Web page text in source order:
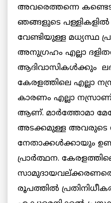
അവരെത്തന്നെ
ഞങ്ങളുടെ പള്ളികളില്‍
വേണ്ടിയുള്ള മധ്യസ്ഥ
അനുഗ്രഹം എല്ലാ
ആദിവാസികള്‍ക്കും
കേരളത്തിലെ എല്ലാ
കാരണം എല്ലാ
ആണ്. മാര്‍ത്തോമാ
അടക്കമുള്ള അവരുടെ
നേതാക്കള്‍ക്കായും
പ്രാര്‍ത്ഥന.
രൂപത്തില്‍